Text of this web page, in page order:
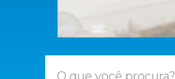
O que você procura?